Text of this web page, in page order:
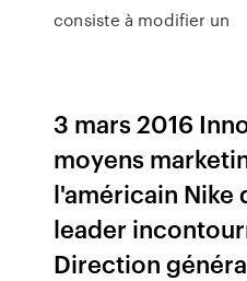
consiste à modifier un
3 mars 2016
moyens
l'américain Nike
leader
Direction